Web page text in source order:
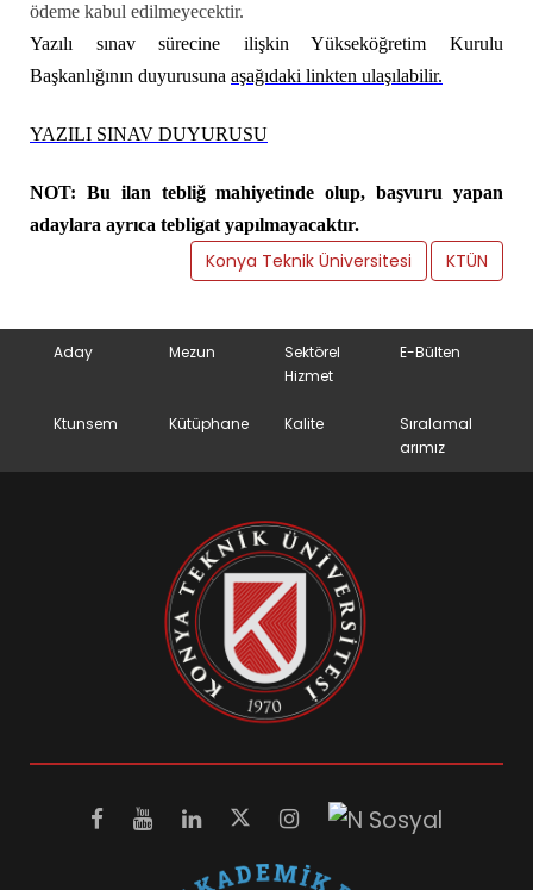
ödeme kabul edilmeyecektir.
Yazılı sınav sürecine ilişkin Yükseköğretim Kurulu
Başkanlığının duyurusuna aşağıdaki linkten ulaşılabilir.
YAZILI SINAV DUYURUSU
NOT: Bu ilan tebliğ mahiyetinde olup, başvuru yapan
adaylara ayrıca tebligat yapılmayacaktır.
Konya Teknik Üniversitesi KTÜN
Aday Mezun
Sektörel
Hizmet
E-Bülten
Ktunsem Kütüphane Kalite
Sıralamal
arımız